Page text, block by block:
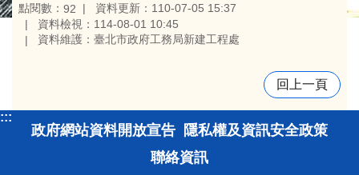
點閱數： 92
資料更新：110-07-05 15:37
資料檢視：114-08-01 10:45
資料維護：臺北市政府工務局新建工程處
回上一頁
:::
政府網站資料開放宣告 隱私權及資訊安全政策
聯絡資訊